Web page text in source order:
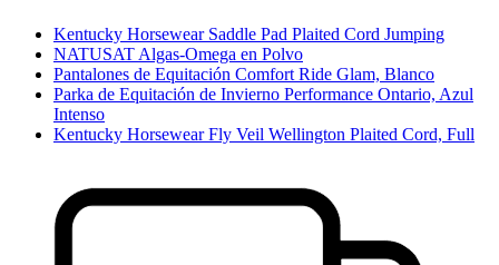
Kentucky Horsewear Saddle Pad Plaited Cord Jumping
NATUSAT Algas-Omega en Polvo
Pantalones de Equitación Comfort Ride Glam, Blanco
Parka de Equitación de Invierno Performance Ontario, Azul
Intenso
Kentucky Horsewear Fly Veil Wellington Plaited Cord, Full